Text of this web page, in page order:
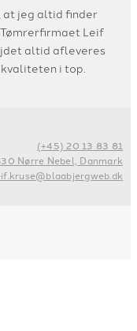
at jeg altid finder
Leif
altid afleveres
i top.
(+45) 20 13 83 81
Nørre Nebel, Danmark